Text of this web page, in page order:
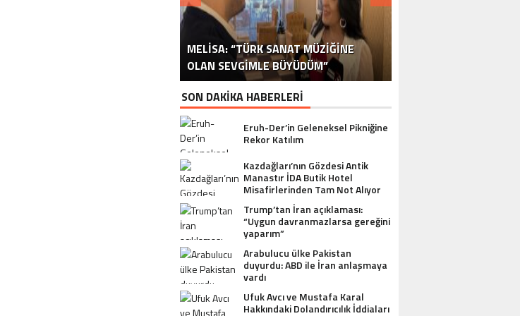
MELISA: “TÜRK SANAT MÜZIĞINE
OLAN SEVGIMLE BÜYÜDÜM”
İSPANYA SAĞLIK TURIZMINDE 2026
HEDEFLERINI BÜYÜTÜYOR
DR. ALI YÜKSELOĞLU, TÜRKIYE’NIN
2026 SAĞLIK TURIZMI VIZYONUNU
AÇIKLADI
“YAPIMCI MUSTAFA USLU HAKKINDA
SUÇ DUYURUSU”
USTA YÖNETMEN MURAT UYGUR’DAN
ULUSLARARASI AKSIYON FILMI
ÜNLÜ YAPIMCI MUSTAFA USLU VE EŞI
HAKKINDA UYUŞTURUCU ŞIKÂYETI
İSTANBUL’DAN BINGÖL’E 3 MILYON
TL’LIK GÖNÜL KÖPRÜSÜ
TURIZM SEKTÖRÜNÜN DENEYIMLI
İSMI: FATIH ERSÜ
MUSTAFA USLU HAKKINDAKI
SORUŞTURMADA SESSIZLIK TEPKI
ÇEKIYOR
OYUNCU SINAN ÇALIŞKANOĞLU
KARAKOLLUK OLDU
SON DAKİKA HABERLERİ
Eruh-Der’in Geleneksel Pikniğine
Rekor Katılım
Kazdağları’nın Gözdesi Antik
Manastır İDA Butik Hotel
Misafirlerinden Tam Not Alıyor
Trump’tan İran açıklaması:
“Uygun davranmazlarsa gereğini
yaparım”
Arabulucu ülke Pakistan
duyurdu: ABD ile İran anlaşmaya
vardı
Ufuk Avcı ve Mustafa Karal
Hakkındaki Dolandırıcılık İddiaları